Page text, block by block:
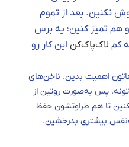
نکنین. بعد از تموم
هم تمیز کنین؛ یه برس
کم لاک‌پاک‌کن این کار رو
اهمیت بدین. ناخن‌های
پس به‌صورت روتین از
کنین تا هم طراوتشون حفظ
با اعتمادبه‌نفس بیشتری بدرخشین.